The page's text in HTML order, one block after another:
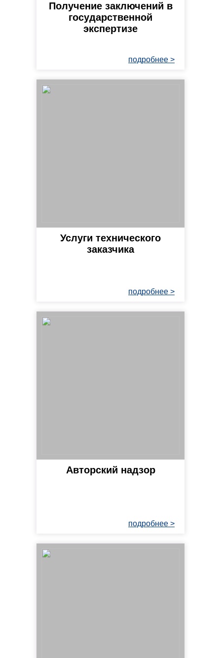
Получение заключений в
государственной
экспертизе
подробнее >
Услуги технического
заказчика
подробнее >
Авторский надзор
подробнее >